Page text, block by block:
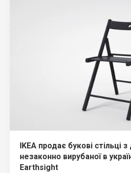
IKEA продає букові стільці
незаконно вирубаної в
Earthsight